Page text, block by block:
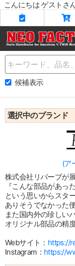
こんにちは ゲストさ
Name
候補表示
選択中のブランド
(ア
株式会社リバーブが
『こんな部品があっ
という思いからスタ
ありそうでなかった
また国内外の珍しい
オリジナル部品の精
Webサイト： https://
Instagram： https://